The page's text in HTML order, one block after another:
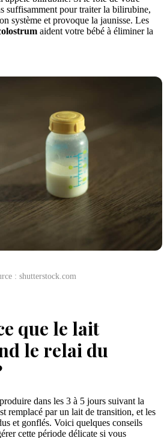
suffisamment pour traiter la bilirubine,
système et provoque la jaunisse. Les
aident votre bébé à éliminer la
: shutterstock.com
que le lait
le relai du
dans les 3 à 5 jours suivant la
remplacé par un lait de transition, et les
et gonflés. Voici quelques conseils
cette période délicate si vous